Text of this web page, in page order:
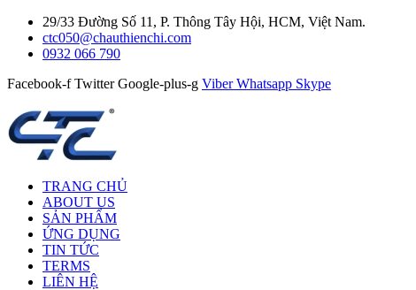
29/33 Đường Số 11, P. Thông Tây Hội, HCM, Việt Nam.
ctc050@chauthienchi.com
0932 066 790
Facebook-f Twitter Google-plus-g Viber Whatsapp Skype
TRANG CHỦ
ABOUT US
SẢN PHẨM
ỨNG DỤNG
TIN TỨC
TERMS
LIÊN HỆ